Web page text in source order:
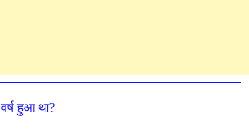
वर्ष हुआ था?